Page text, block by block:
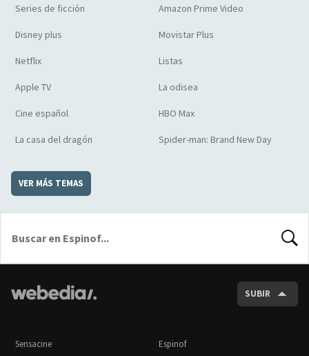
Series de ficción Amazon Prime Video
Disney plus Movistar Plus
Netflix Listas
Apple TV La odisea
Cine español HBO Max
La casa del dragón Spider-man: Brand New Day
VER MÁS TEMAS
SUBIR
Sensacine Espinof